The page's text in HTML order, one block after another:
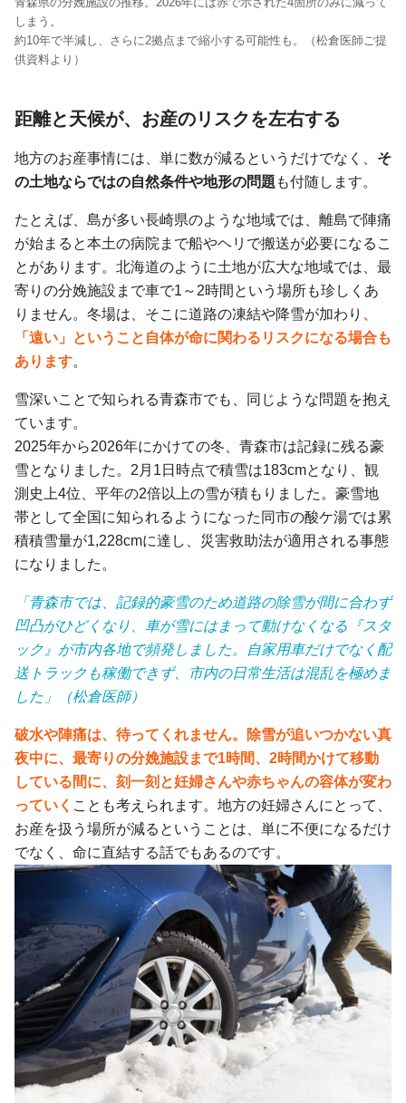
しまう。
約10年で半減し、さらに2拠点まで縮小する可能性も。（松倉医師ご提
供資料より）
距離と天候が、お産のリスクを左右する
地方のお産事情には、単に数が減るというだけでなく、 そ
の土地ならではの自然条件や地形の問題 も付随します。
たとえば、島が多い長崎県のような地域では、離島で陣痛
が始まると本土の病院まで船やヘリで搬送が必要になるこ
とがあります。北海道のように土地が広大な地域では、最
寄りの分娩施設まで車で1～2時間という場所も珍しくあ
りません。冬場は、そこに道路の凍結や降雪が加わり 、
「遠い」ということ自体が命に関わるリスクになる場合も
あります。
雪深いことで知られる青森市でも、同じような問題を抱え
ています。
2025年から2026年にかけての冬、青森市は記録に残る豪
雪となりました。2月1日時点で積雪は183cmとなり、観
測史上4位、平年の2倍以上の雪が積もりました。豪雪地
帯として全国に知られるようになった同市の酸ケ湯では累
積積雪量が1,228cmに達し、災害救助法が適用される事態
になりました。
「青森市では、記録的豪雪のため道路の除雪が間に合わず
凹凸がひどくなり、車が雪にはまって動けなくなる『スタ
ック』が市内各地で頻発しました。自家用車だけでなく配
送トラックも稼働できず、市内の日常生活は混乱を極めま
した」（松倉医師）
破水や陣痛は、待ってくれません。除雪が追いつかない真
夜中に、最寄りの分娩施設まで1時間、2時間かけて移動
している間に、刻一刻と妊婦さんや赤ちゃんの容体が変わ
っていく ことも考えられます。地方の妊婦さんにとって、
お産を扱う場所が減るということは、単に不便になるだけ
でなく、命に直結する話でもあるのです。